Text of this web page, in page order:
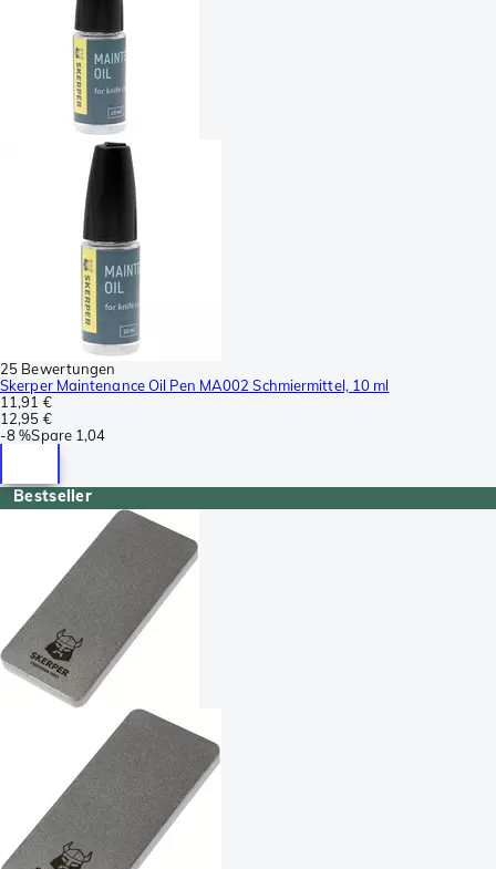
25 Bewertungen
Skerper Maintenance Oil Pen MA002 Schmiermittel, 10 ml
11,91 €
12,95 €
-8 %Spare 1,04
Bestseller